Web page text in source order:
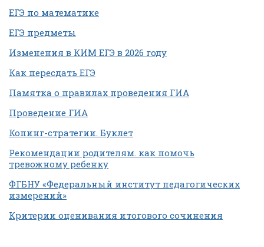
ЕГЭ по математике
ЕГЭ предметы
Изменения в КИМ ЕГЭ в 2026 году
Как пересдать ЕГЭ
Памятка о правилах проведения ГИА
Проведение ГИА
Копинг-стратегии. Буклет
Рекомендации родителям. как помочь
тревожному ребенку
ФГБНУ «Федеральный институт педагогических
измерений»
Критерии оценивания итогового сочинения